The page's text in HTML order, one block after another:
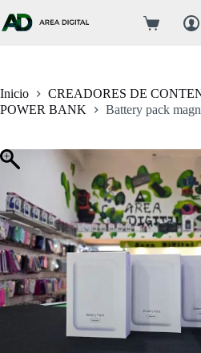
al
contenido
Carro
Inicio
CREADORES DE
POWER BANK
Battery pack